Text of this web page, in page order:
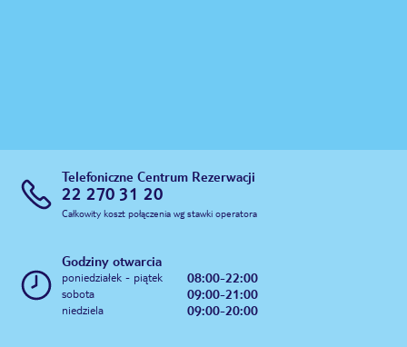
Telefoniczne Centrum Rezerwacji
22 270 31 20
Całkowity koszt połączenia wg stawki operatora
Godziny otwarcia
poniedziałek - piątek 08:00-22:00
sobota 09:00-21:00
niedziela 09:00-20:00